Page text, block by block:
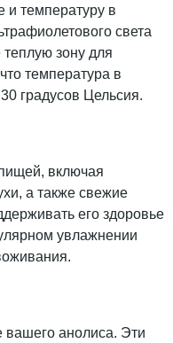
температуру в
света
зону для
температура в
градусов Цельсия.
включая
а также свежие
его здоровье
увлажнении
вашего анолиса. Эти